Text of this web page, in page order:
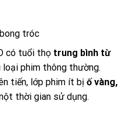
tróc
có tuổi thọ trung bình từ
loại phim thông thường.
tiến, lớp phim ít bị ố vàng,
thời gian sử dụng.